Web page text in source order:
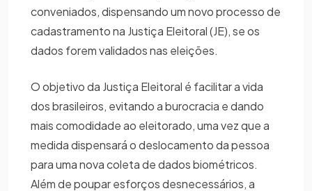
conveniados, dispensando um novo processo de
cadastramento na Justiça Eleitoral (JE), se os
dados forem validados nas eleições.
O objetivo da Justiça Eleitoral é facilitar a vida
dos brasileiros, evitando a burocracia e dando
mais comodidade ao eleitorado, uma vez que a
medida dispensará o deslocamento da pessoa
para uma nova coleta de dados biométricos.
Além de poupar esforços desnecessários, a